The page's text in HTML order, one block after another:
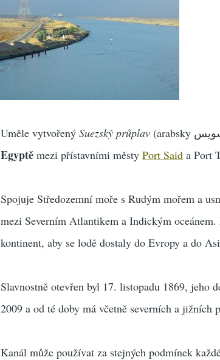
Uměle vytvořenýSuezský průplav
Egyptě mezi přístavními městyPort Said a Port
Spojuje Středozemní moře s Rudým mořem a
mezi Severním Atlantikem a Indickým
kontinent, aby se lodě dostaly do Evropy a do
Slavnostně otevřen byl 17. listopadu 1869, jeho
2009 a od té doby má včetně severních a jižních
Kanál může používat za stejných podmínek